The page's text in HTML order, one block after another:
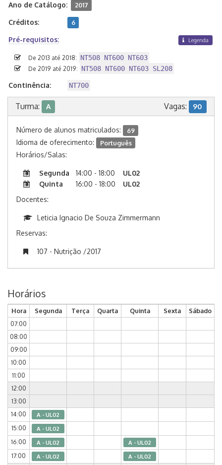
Ano de Catálogo: 2017
Créditos: 6
Pré-requisitos: Legenda
De 2013 até 2018: NT508 NT600 NT603
De 2019 até 2019: NT508 NT600 NT603 SL208
Continência: NT700
Turma: A Vagas: 90
Número de alunos matriculados: 69
Idioma de oferecimento: Português
Horários/Salas:
Segunda 14:00 - 18:00
UL02
Quinta
16:00 - 18:00
UL02
Docentes:
Leticia Ignacio De Souza Zimmermann
Reservas:
107 - Nutrição /2017
Horários
Hora Segunda Terça Quarta Quinta Sexta
Sábado
07:00
08:00
09:00
10:00
11:00
12:00
13:00
14:00
A - UL02
15:00 A - UL02
16:00 A - UL02 A - UL02
17:00 A - UL02 A - UL02